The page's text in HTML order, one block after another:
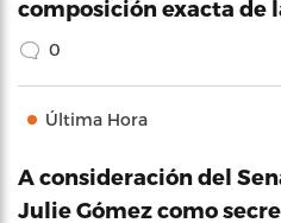
composición exacta de
0
Última Hora
A consideración del
Julie Gómez como